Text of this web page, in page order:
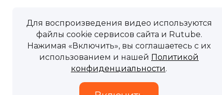
Для воспроизведения видео используются
файлы cookie сервисов сайта и Rutube.
Нажимая «Включить», вы соглашаетесь с их
использованием и нашей Политикой
конфиденциальности.